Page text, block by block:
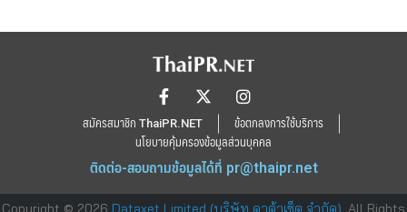
สมัครสมาชิก ThaiPR.NET
ข้อตกลงการใช้บริการ
นโยบายคุ้มครองข้อมูลส่วนบุคคล
ติดต่อ-สอบถามข้อมูลได้ที่ pr@thaipr.net
Copyright © 2026 Dataxet Limited (บริษัท ดาต้าเซ็ต จำกัด) . All Rights